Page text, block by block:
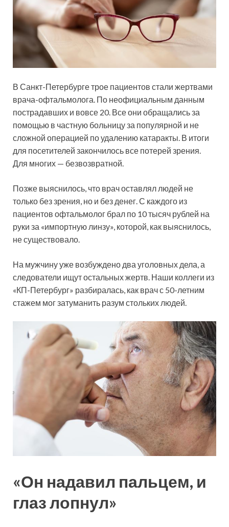
В Санкт-Петербурге трое пациентов стали жертвами
врача-офтальмолога. По неофициальным данным
пострадавших и вовсе 20. Все они обращались за
помощью в частную больницу за популярной и не
сложной операцией по удалению катаракты. В итоги
для посетителей закончилось все потерей зрения.
Для многих — безвозвратной.
Позже выяснилось, что врач оставлял людей не
только без зрения, но и без денег. С каждого из
пациентов офтальмолог брал по 10 тысяч рублей на
руки за «импортную линзу», которой, как выяснилось,
не существовало.
На мужчину уже возбуждено два уголовных дела, а
следователи ищут остальных жертв. Наши коллеги из
«КП-Петербург» разбиралась, как врач с 50-летним
стажем мог затуманить разум стольких людей.
«Он надавил пальцем, и
глаз лопнул»